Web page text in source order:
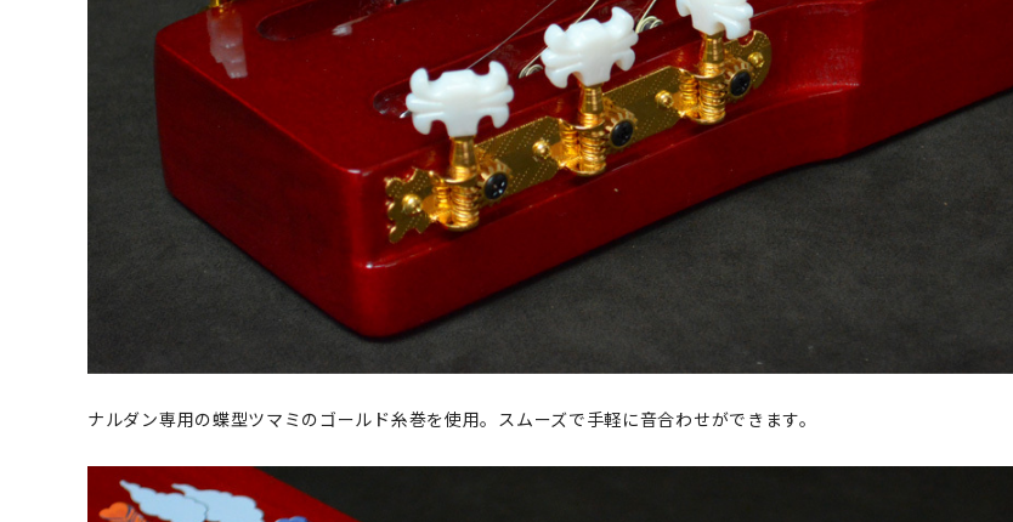
ナルダン専用の蝶型ツマミのゴールド糸巻を使用。スムーズで手軽に音合わせができます。